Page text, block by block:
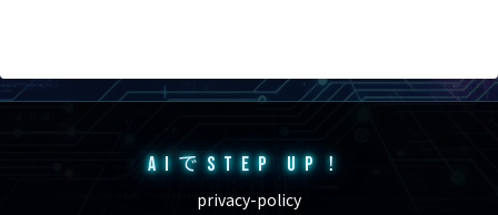
AIでSTEP UP！
privacy-policy